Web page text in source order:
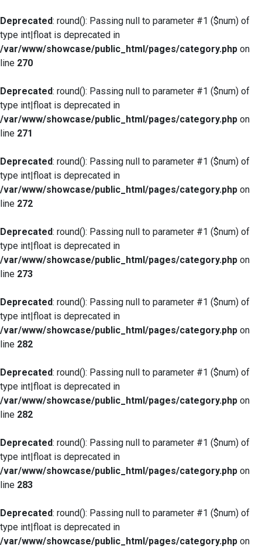
Deprecated: round(): Passing null to parameter #1 ($num) of
type int|float is deprecated in
/var/www/showcase/public_html/pages/category.php on
line 270
Deprecated: round(): Passing null to parameter #1 ($num) of
type int|float is deprecated in
/var/www/showcase/public_html/pages/category.php on
line 271
Deprecated: round(): Passing null to parameter #1 ($num) of
type int|float is deprecated in
/var/www/showcase/public_html/pages/category.php on
line 272
Deprecated: round(): Passing null to parameter #1 ($num) of
type int|float is deprecated in
/var/www/showcase/public_html/pages/category.php on
line 273
Deprecated: round(): Passing null to parameter #1 ($num) of
type int|float is deprecated in
/var/www/showcase/public_html/pages/category.php on
line 282
Deprecated: round(): Passing null to parameter #1 ($num) of
type int|float is deprecated in
/var/www/showcase/public_html/pages/category.php on
line 282
Deprecated: round(): Passing null to parameter #1 ($num) of
type int|float is deprecated in
/var/www/showcase/public_html/pages/category.php on
line 283
Deprecated: round(): Passing null to parameter #1 ($num) of
type int|float is deprecated in
/var/www/showcase/public_html/pages/category.php on